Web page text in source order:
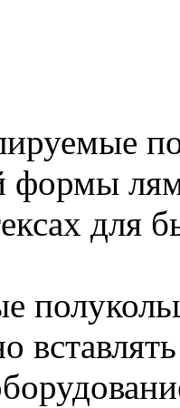
формы
для